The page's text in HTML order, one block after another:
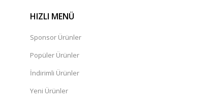
HIZLI MENÜ
Sponsor Ürünler
Popüler Ürünler
İndirimli Ürünler
Yeni Ürünler